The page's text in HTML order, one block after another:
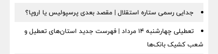
جدایی رسمی ستاره استقلال | مقصد بعدی پرسپولیس یا اروپا؟
تعطیلی چهارشنبه ۱۴ مرداد | فهرست جدید استان‌های تعطیل و
شعب کشیک بانک‌ها